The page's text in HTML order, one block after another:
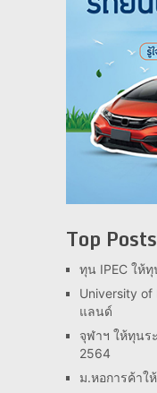
Top Posts
ทุน IPEC ให้
University of
แลนด์
จุฬาฯ ให้ทุนร
2564
ม.หอการค้าใ